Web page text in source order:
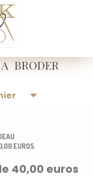
BRODER
EUROS
40,00 euros